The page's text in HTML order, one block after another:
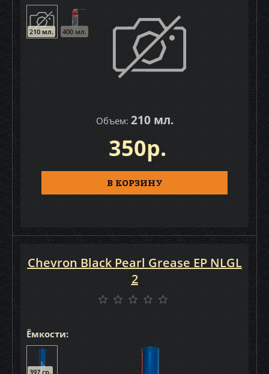
210 мл. 400 мл.
Объем: 210 мл.
350р.
В КОРЗИНУ
Ёмкости:
397 гр.
Chevron Black Pearl Grease EP NLGL
2